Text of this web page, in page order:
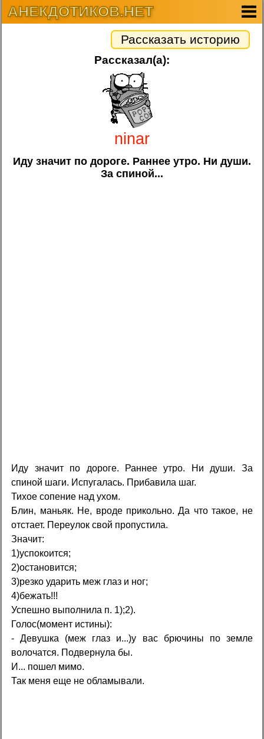
АНЕКДОТИКОВ.НЕТ
Рассказать историю
Рассказал(а):
ninar
Иду значит по дороге. Раннее утро. Ни души.
За спиной...
Иду значит по дороге. Раннее утро. Ни души. За
спиной шаги. Испугалась. Прибавила шаг.
Тихое сопение над ухом.
Блин, маньяк. Не, вроде прикольно. Да что такое, не
отстает. Переулок свой пропустила.
Значит:
1)успокоится;
2)остановится;
3)резко ударить меж глаз и ног;
4)бежать!!!
Успешно выполнила п. 1);2).
Голос(момент истины):
- Девушка (меж глаз и...)у вас брючины по земле
волочатся. Подвернула бы.
И... пошел мимо.
Так меня еще не обламывали.